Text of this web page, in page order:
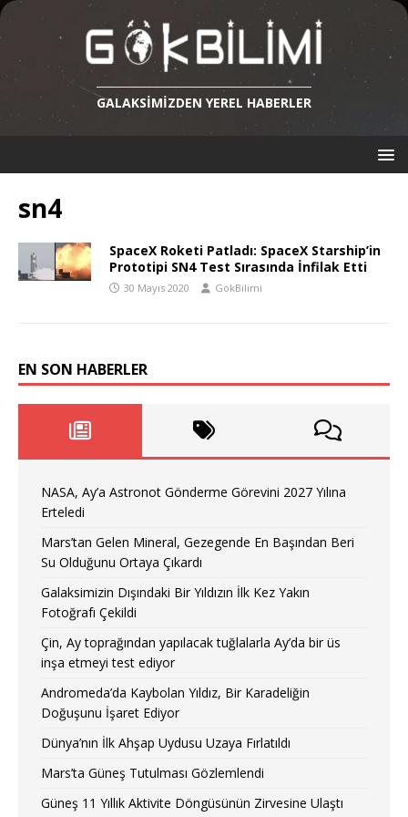
GALAKSIMIZDEN YEREL HABERLER
sn4
SpaceX Roketi Patladı: SpaceX Starship’in
Prototipi SN4 Test Sırasında İnfilak Etti
30 Mayıs 2020 GokBilimi
EN SON HABERLER
NASA, Ay’a Astronot Gönderme Görevini 2027 Yılına
Erteledi
Mars’tan Gelen Mineral, Gezegende En Başından Beri
Su Olduğunu Ortaya Çıkardı
Galaksimizin Dışındaki Bir Yıldızın İlk Kez Yakın
Fotoğrafı Çekildi
Çin, Ay toprağından yapılacak tuğlalarla Ay’da bir üs
inşa etmeyi test ediyor
Andromeda’da Kaybolan Yıldız, Bir Karadeliğin
Doğuşunu İşaret Ediyor
Dünya’nın İlk Ahşap Uydusu Uzaya Fırlatıldı
Mars’ta Güneş Tutulması Gözlemlendi
Güneş 11 Yıllık Aktivite Döngüsünün Zirvesine Ulaştı